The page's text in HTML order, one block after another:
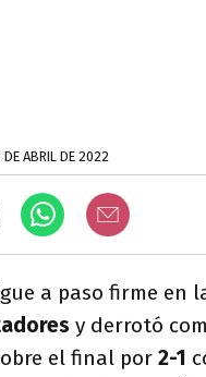
DE ABRIL DE 2022
a paso firme en
y derrotó
el final por 2-1